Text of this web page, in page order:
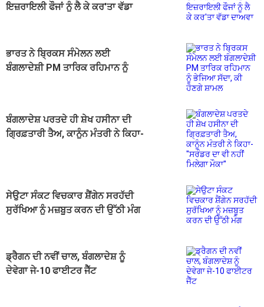
ਇਜ਼ਰਾਇਲੀ ਫੌਜਾਂ ਨੂੰ ਲੈ ਕੇ ਕਰ'ਤਾ ਵੱਡਾ
ਭਾਰਤ ਨੇ ਬ੍ਰਿਕਸ ਸੰਮੇਲਨ ਲਈ
ਬੰਗਲਾਦੇਸ਼ੀ PM ਤਾਰਿਕ ਰਹਿਮਾਨ ਨੂੰ
ਬੰਗਲਾਦੇਸ਼ ਪਰਤਦੇ ਹੀ ਸ਼ੇਖ ਹਸੀਨਾ ਦੀ
ਗ੍ਰਿਫ਼ਤਾਰੀ ਤੈਅ, ਕਾਨੂੰਨ ਮੰਤਰੀ ਨੇ ਕਿਹਾ-
ਸੇਉਟਾ ਸੰਕਟ ਵਿਚਕਾਰ ਸ਼ੈਂਗੇਨ ਸਰਹੱਦੀ
ਸੁਰੱਖਿਆ ਨੂੰ ਮਜ਼ਬੂਤ ​​ਕਰਨ ਦੀ ਉੱਠੀ ਮੰਗ
ਡ੍ਰੈਗਨ ਦੀ ਨਵੀਂ ਚਾਲ, ਬੰਗਲਾਦੇਸ਼ ਨੂੰ
ਦੇਵੇਗਾ ਜੇ-10 ਫਾਈਟਰ ਜੈੱਟ